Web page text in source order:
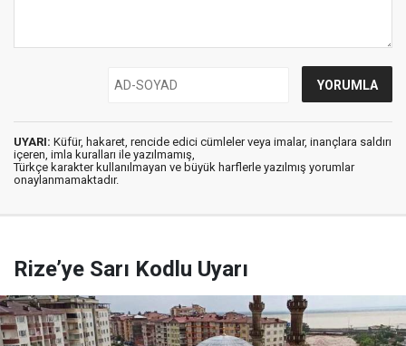
UYARI: Küfür, hakaret, rencide edici cümleler veya imalar, inançlara saldırı
içeren, imla kuralları ile yazılmamış,
Türkçe karakter kullanılmayan ve büyük harflerle yazılmış yorumlar
onaylanmamaktadır.
Rize’ye Sarı Kodlu Uyarı